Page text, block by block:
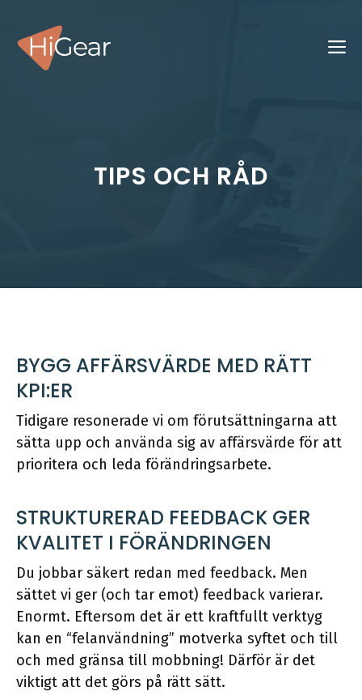
innehåll
TIPS OCH RÅD
BYGG AFFÄRSVÄRDE MED RÄTT
KPI:ER
Tidigare resonerade vi om förutsättningarna att
sätta upp och använda sig av affärsvärde för att
prioritera och leda förändringsarbete.
STRUKTURERAD FEEDBACK GER
KVALITET I FÖRÄNDRINGEN
Du jobbar säkert redan med feedback. Men
sättet vi ger (och tar emot) feedback varierar.
Enormt. Eftersom det är ett kraftfullt verktyg
kan en “felanvändning” motverka syftet och till
och med gränsa till mobbning! Därför är det
viktigt att det görs på rätt sätt.